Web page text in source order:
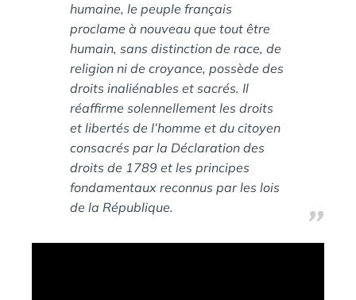
humaine, le peuple français
proclame à nouveau que tout être
humain, sans distinction de race, de
religion ni de croyance, possède des
droits inaliénables et sacrés. Il
réaffirme solennellement les droits
et libertés de l’homme et du citoyen
consacrés par la Déclaration des
droits de 1789 et les principes
fondamentaux reconnus par les lois
de la République.